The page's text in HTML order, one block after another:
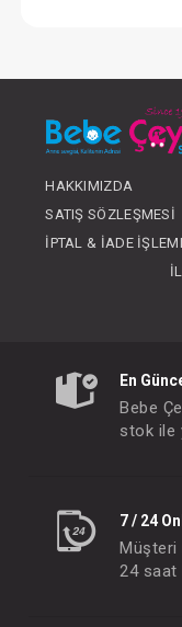
HAKKIMIZDA
SATIŞ SÖZLEŞMESI
İPTAL & İADE
En
Bebe
stok ile
7 / 24
Müşteri
24 saat